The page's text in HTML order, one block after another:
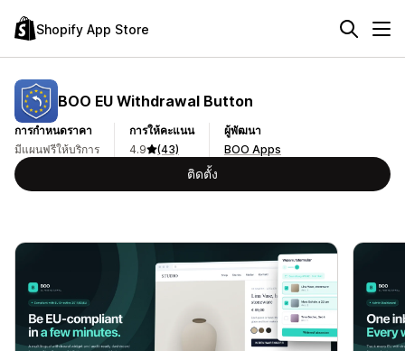
Shopify App Store
BOO EU Withdrawal Button
การกำหนดราคา
มีแผนฟรีให้บริการ
การให้คะแนน
4.9
(43)
ผู้พัฒนา
BOO Apps
ติดตั้ง